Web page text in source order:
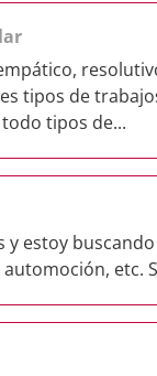
tipos de
tipos de...
y estoy
etc.